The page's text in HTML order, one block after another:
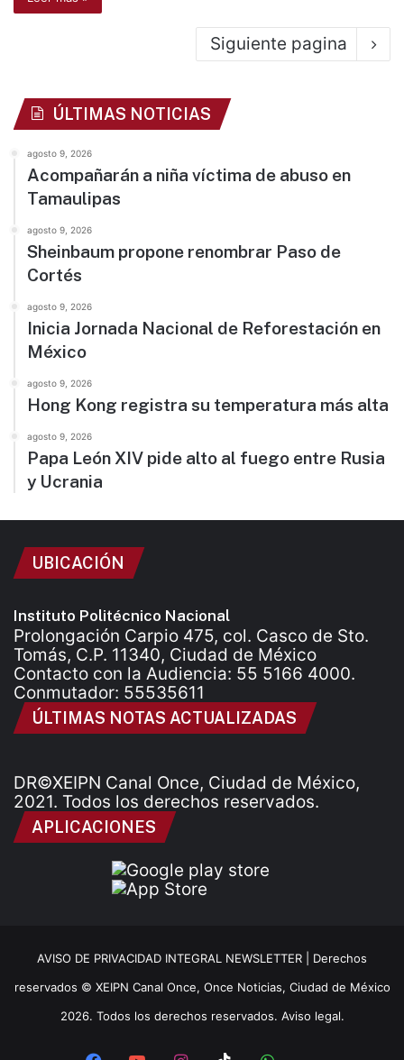
Siguiente pagina
ÚLTIMAS NOTICIAS
agosto 9, 2026
Acompañarán a niña víctima de abuso en
Tamaulipas
agosto 9, 2026
Sheinbaum propone renombrar Paso de
Cortés
agosto 9, 2026
Inicia Jornada Nacional de Reforestación en
México
agosto 9, 2026
Hong Kong registra su temperatura más alta
agosto 9, 2026
Papa León XIV pide alto al fuego entre Rusia
y Ucrania
UBICACIÓN
Instituto Politécnico Nacional
Prolongación Carpio 475, col. Casco de Sto.
Tomás, C.P. 11340, Ciudad de México
Contacto con la Audiencia: 55 5166 4000.
Conmutador: 55535611
ÚLTIMAS NOTAS ACTUALIZADAS
DR©XEIPN Canal Once, Ciudad de México,
2021. Todos los derechos reservados.
APLICACIONES
AVISO DE PRIVACIDAD INTEGRAL NEWSLETTER | Derechos
reservados © XEIPN Canal Once, Once Noticias, Ciudad de México
2026. Todos los derechos reservados. Aviso legal.